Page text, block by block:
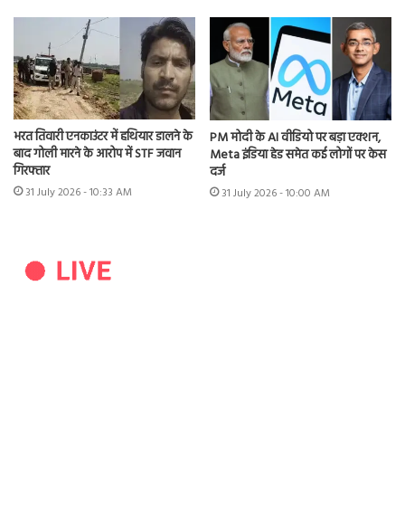
भरत तिवारी एनकाउंटर में हथियार डालने के
बाद गोली मारने के आरोप में STF जवान
गिरफ्तार
31 July 2026 - 10:33 AM
PM मोदी के AI वीडियो पर बड़ा एक्शन,
Meta इंडिया हेड समेत कई लोगों पर केस
दर्ज
31 July 2026 - 10:00 AM